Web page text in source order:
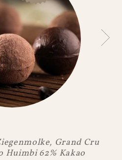
Grand Cru
Huimbi 62% Kakao